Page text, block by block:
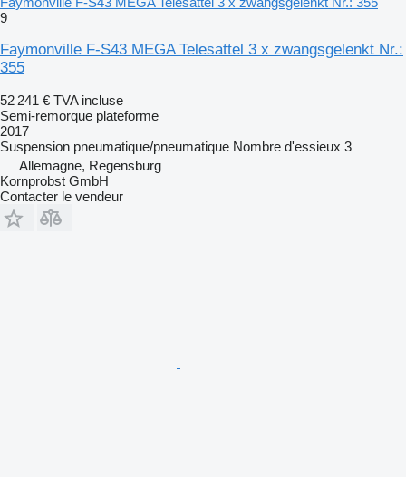
9
Faymonville F-S43 MEGA Telesattel 3 x zwangsgelenkt Nr.:
355
52 241 € TVA incluse
Semi-remorque plateforme
2017
Suspension pneumatique/pneumatique Nombre d'essieux 3
Allemagne, Regensburg
Kornprobst GmbH
Contacter le vendeur